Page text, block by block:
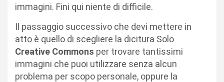
immagini. Fini qui niente di difficile.
Il passaggio successivo che devi mettere in
atto è quello di scegliere la dicitura Solo
Creative Commons per trovare tantissimi
immagini che puoi utilizzare senza alcun
problema per scopo personale, oppure la